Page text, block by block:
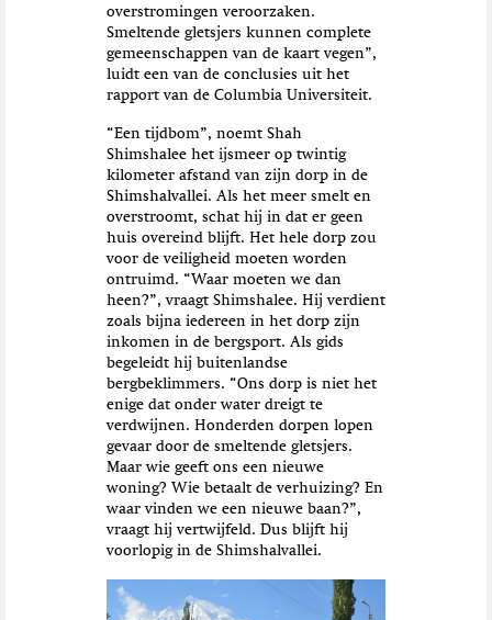
overstromingen veroorzaken.
Smeltende gletsjers kunnen complete
gemeenschappen van de kaart vegen”,
luidt een van de conclusies uit het
rapport van de Columbia Universiteit.
“Een tijdbom”, noemt Shah
Shimshalee het ijsmeer op twintig
kilometer afstand van zijn dorp in de
Shimshalvallei. Als het meer smelt en
overstroomt, schat hij in dat er geen
huis overeind blijft. Het hele dorp zou
voor de veiligheid moeten worden
ontruimd. “Waar moeten we dan
heen?”, vraagt Shimshalee. Hij verdient
zoals bijna iedereen in het dorp zijn
inkomen in de bergsport. Als gids
begeleidt hij buitenlandse
bergbeklimmers. “Ons dorp is niet het
enige dat onder water dreigt te
verdwijnen. Honderden dorpen lopen
gevaar door de smeltende gletsjers.
Maar wie geeft ons een nieuwe
woning? Wie betaalt de verhuizing? En
waar vinden we een nieuwe baan?”,
vraagt hij vertwijfeld. Dus blijft hij
voorlopig in de Shimshalvallei.